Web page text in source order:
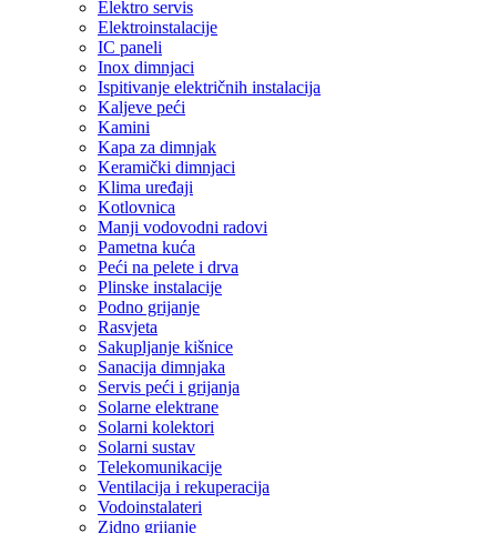
Elektro servis
Elektroinstalacije
IC paneli
Inox dimnjaci
Ispitivanje električnih instalacija
Kaljeve peći
Kamini
Kapa za dimnjak
Keramički dimnjaci
Klima uređaji
Kotlovnica
Manji vodovodni radovi
Pametna kuća
Peći na pelete i drva
Plinske instalacije
Podno grijanje
Rasvjeta
Sakupljanje kišnice
Sanacija dimnjaka
Servis peći i grijanja
Solarne elektrane
Solarni kolektori
Solarni sustav
Telekomunikacije
Ventilacija i rekuperacija
Vodoinstalateri
Zidno grijanje